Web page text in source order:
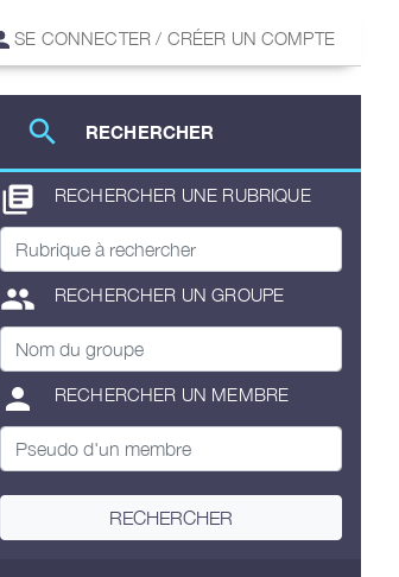
SE CONNECTER / CRÉER UN COMPTE
search RECHERCHER
library_books RECHERCHER UNE RUBRIQUE
group RECHERCHER UN GROUPE
person RECHERCHER UN MEMBRE
RECHERCHER